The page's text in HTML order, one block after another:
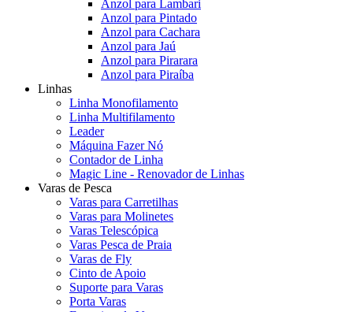
Anzol para Lambari
Anzol para Pintado
Anzol para Cachara
Anzol para Jaú
Anzol para Pirarara
Anzol para Piraíba
Linhas
Linha Monofilamento
Linha Multifilamento
Leader
Máquina Fazer Nó
Contador de Linha
Magic Line - Renovador de Linhas
Varas de Pesca
Varas para Carretilhas
Varas para Molinetes
Varas Telescópica
Varas Pesca de Praia
Varas de Fly
Cinto de Apoio
Suporte para Varas
Porta Varas